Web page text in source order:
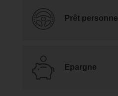
Prêt personnel
Epargne